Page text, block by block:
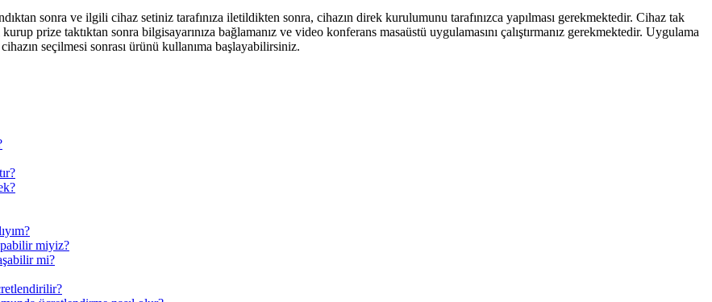
sonra ve ilgili cihaz setiniz tarafınıza iletildikten sonra, cihazın direk kurulumunu tarafınızca yapılması gerekmektedir. Cihaz tak
prize taktıktan sonra bilgisayarınıza bağlamanız ve video konferans masaüstü uygulamasını çalıştırmanız gerekmektedir. Uygulama
seçilmesi sonrası ürünü kullanıma başlayabilirsiniz.
miyiz?
mi?